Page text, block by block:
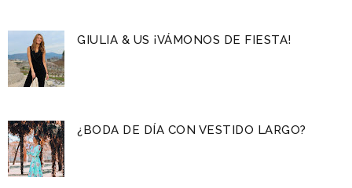
GIULIA & US ¡VÁMONOS DE FIESTA!
¿BODA DE DÍA CON VESTIDO LARGO?